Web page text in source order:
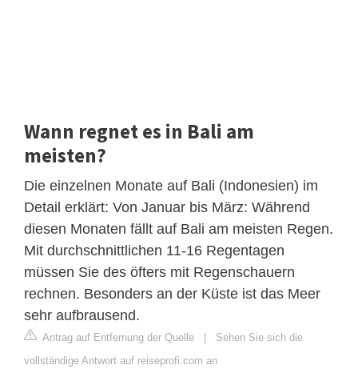
Wann regnet es in Bali am
meisten?
Die einzelnen Monate auf Bali (Indonesien) im
Detail erklärt: Von Januar bis März: Während
diesen Monaten fällt auf Bali am meisten Regen.
Mit durchschnittlichen 11-16 Regentagen
müssen Sie des öfters mit Regenschauern
rechnen. Besonders an der Küste ist das Meer
sehr aufbrausend.
Antrag auf Entfernung der Quelle | Sehen Sie sich die
vollständige Antwort auf reiseprofi.com an